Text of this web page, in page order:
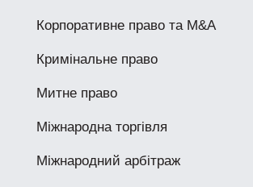
Корпоративне право та M&A
Кримінальне право
Митне право
Міжнародна торгівля
Міжнародний арбітраж